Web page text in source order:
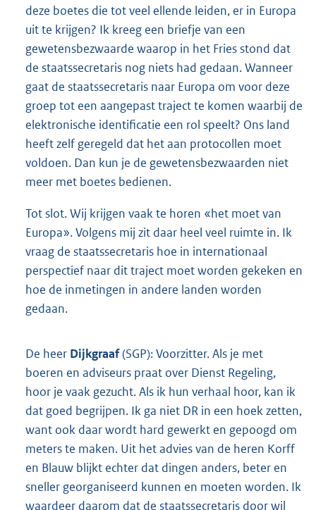
deze boetes die tot veel ellende leiden, er in Europa
uit te krijgen? Ik kreeg een briefje van een
gewetensbezwaarde waarop in het Fries stond dat
de staatssecretaris nog niets had gedaan. Wanneer
gaat de staatssecretaris naar Europa om voor deze
groep tot een aangepast traject te komen waarbij de
elektronische identificatie een rol speelt? Ons land
heeft zelf geregeld dat het aan protocollen moet
voldoen. Dan kun je de gewetensbezwaarden niet
meer met boetes bedienen.
Tot slot. Wij krijgen vaak te horen «het moet van
Europa». Volgens mij zit daar heel veel ruimte in. Ik
vraag de staatssecretaris hoe in internationaal
perspectief naar dit traject moet worden gekeken en
hoe de inmetingen in andere landen worden
gedaan.
De heer Dijkgraaf(SGP): Voorzitter. Als je met
boeren en adviseurs praat over Dienst Regeling,
hoor je vaak gezucht. Als ik hun verhaal hoor, kan ik
dat goed begrijpen. Ik ga niet DR in een hoek zetten,
want ook daar wordt hard gewerkt en gepoogd om
meters te maken. Uit het advies van de heren Korff
en Blauw blijkt echter dat dingen anders, beter en
sneller georganiseerd kunnen en moeten worden. Ik
waardeer daarom dat de staatssecretaris door wil